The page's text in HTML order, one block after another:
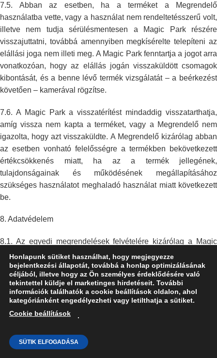
7.5. Abban az esetben, ha a terméket a Megrendelő
használatba vette, vagy a használat nem rendeltetésszerű volt,
illetve nem tudja sérülésmentesen a Magic Park részére
visszajuttatni, továbbá amennyiben megkísérelte telepíteni az
elállási joga nem illeti meg. A Magic Park fenntartja a jogotarra
vonatkozóan, hogy az elállás jogán visszaküldött csomagok
kibontását, és a benne lévő termék vizsgálatát – a beérkezést
követően – kamerával rögzítse.
7.6. A Magic Park a visszatérítést mindaddig visszatarthatja,
amíg vissza nem kapta a terméket, vagy a Megrendelő nem
igazolta, hogy aztvisszaküldte. A Megrendelő kizárólag abban
az esetben vonható felelősségre a termékben bekövetkezett
értékcsökkenés miatt, ha az a termék jellegének,
tulajdonságainak és működésének megállapításához
szükséges használatotmeghaladó használat miatt következett
be.
8. Adatvédelem
8.1. Az egyedi megrendelések felvételére kizárólag a Magic
Park Adatvédelmi
tájékoztatójának a megismerését és
elfogadását követően kerülhet sor.
Adatkezeléssel
érintett adatok
köre
Megrendelő neve, email cím, telefonszám,
lakóhely,telepítési hely
nyújtás
számlázás – a vonatkozó jogszabályoknak
Honlapunk sütiket használhat, hogy megjegyezze
bejelentkezési állapotát, továbbá a honlap optimizálásának
céljából, illetve hogy az Ön személyes érdeklődésére való
tekintettel küldje el marketinges hirdetéseit. További
információk találhatók a cookie beállítások oldalon, ahol
kategóriánként engedélyezheti vagy letilthatja a sütiket.
Cookie beállítások
.
SÜTIK ELFOGADÁSA